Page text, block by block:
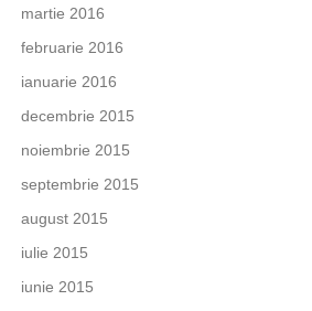
martie 2016
februarie 2016
ianuarie 2016
decembrie 2015
noiembrie 2015
septembrie 2015
august 2015
iulie 2015
iunie 2015